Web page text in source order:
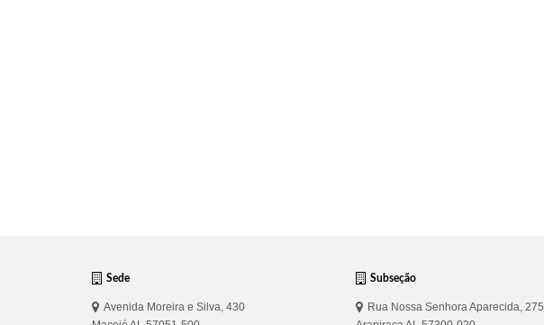
Sede
Avenida Moreira e Silva, 430
Subseção
Rua Nossa Senhora Aparecida, 275